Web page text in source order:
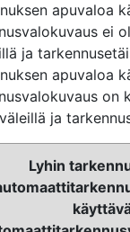
apuvaloa
ei
ja
apuvaloa
on
ja
Lyhin